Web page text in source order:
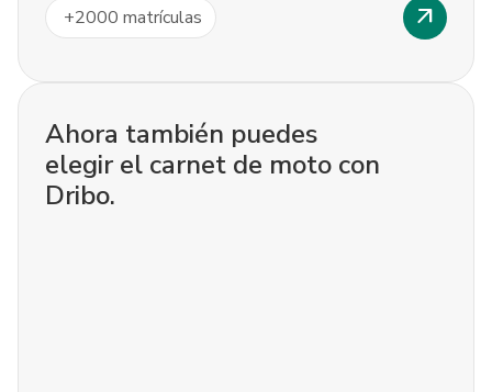
+2000 matrículas arrow_outward
Ahora también puedes
elegir el carnet de moto con
Dribo.